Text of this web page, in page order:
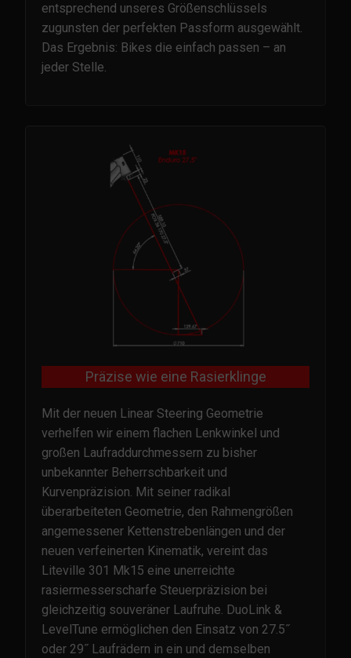
entsprechend unseres Größenschlüssels
zugunsten der perfekten Passform ausgewählt.
Das Ergebnis: Bikes die einfach passen – an
jeder Stelle.
Präzise wie eine Rasierklinge
Mit der neuen Linear Steering Geometrie
verhelfen wir einem flachen Lenkwinkel und
großen Laufraddurchmessern zu bisher
unbekannter Beherrschbarkeit und
Kurvenpräzision. Mit seiner radikal
überarbeiteten Geometrie, den Rahmengrößen
angemessener Kettenstrebenlängen und der
neuen verfeinerten Kinematik, vereint das
Liteville 301 Mk15 eine unerreichte
rasiermesserscharfe Steuerpräzision bei
gleichzeitig souveräner Laufruhe. DuoLink &
LevelTune ermöglichen den Einsatz von 27.5˝
oder 29˝ Laufrädern in ein und demselben